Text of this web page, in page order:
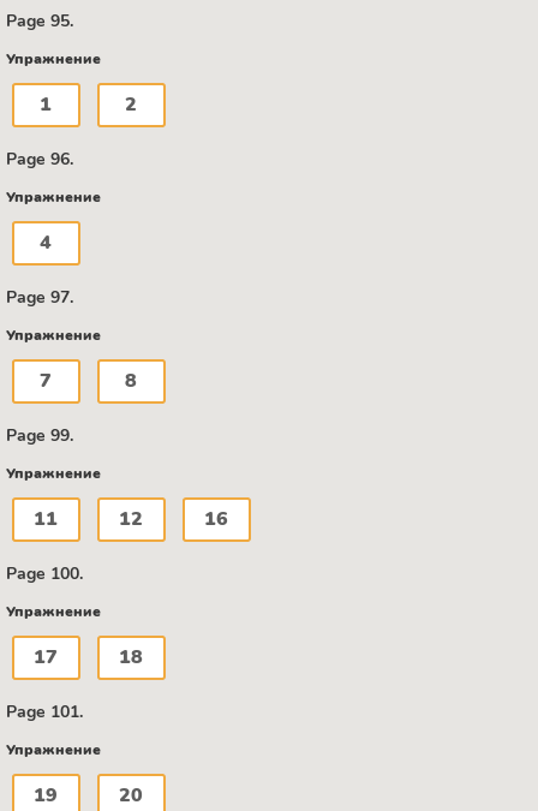
Page 95.
Упражнение
1 2
Page 96.
Упражнение
4
Page 97.
Упражнение
7 8
Page 99.
Упражнение
11 12 16
Page 100.
Упражнение
17 18
Page 101.
Упражнение
19 20